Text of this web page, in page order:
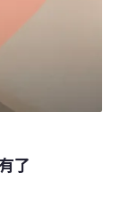
年展開合作，
、瓶裝飲
了